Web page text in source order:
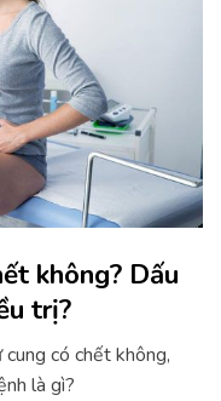
không? Dấu
trị?
có chết không,
là gì?